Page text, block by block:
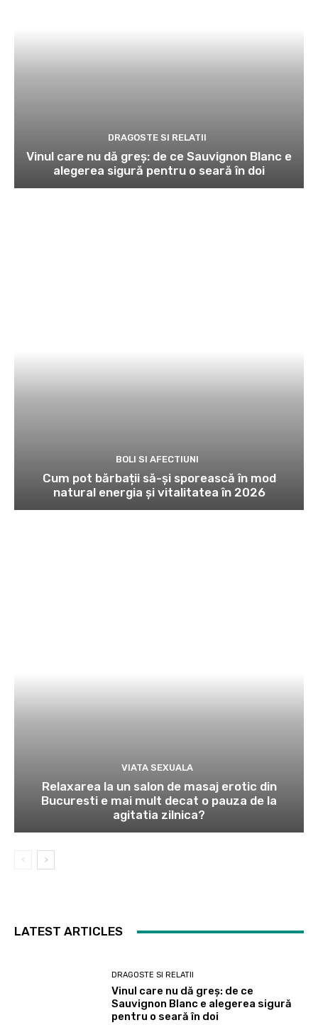
DRAGOSTE SI RELATII
Vinul care nu dă greș: de ce Sauvignon Blanc e
alegerea sigură pentru o seară în doi
BOLI SI AFECTIUNI
Cum pot bărbații să-și sporească în mod
natural energia și vitalitatea în 2026
VIATA SEXUALA
Relaxarea la un salon de masaj erotic din
Bucuresti e mai mult decat o pauza de la
agitatia zilnica?
LATEST ARTICLES
DRAGOSTE SI RELATII
Vinul care nu dă greș: de ce
Sauvignon Blanc e alegerea sigură
pentru o seară în doi